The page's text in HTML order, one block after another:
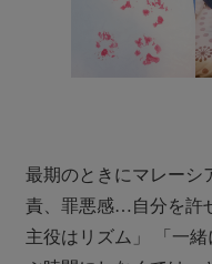
最期のときにマレーシ
責、罪悪感…自分を許
主役はリズム」 「一